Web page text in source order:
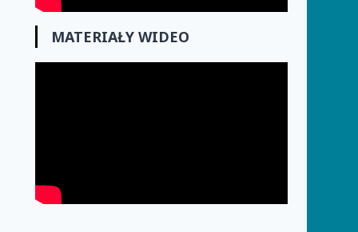
MATERIAŁY WIDEO